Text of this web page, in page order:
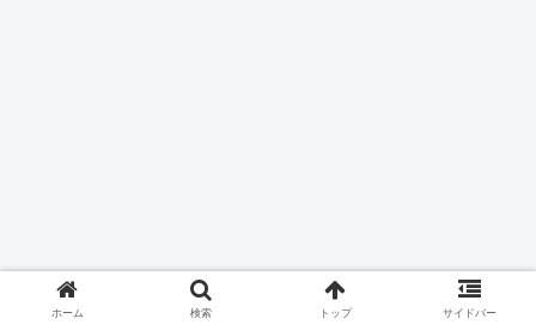
ホーム 検索 トップ サイドバー